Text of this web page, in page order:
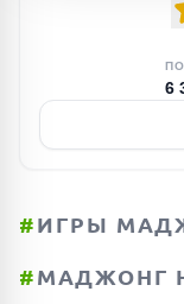
6
#ИГРЫ
#МАДЖОНГ